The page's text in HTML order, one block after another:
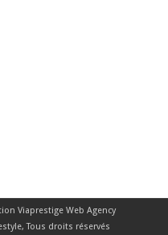
Viaprestige Web Agency
Tous droits réservés